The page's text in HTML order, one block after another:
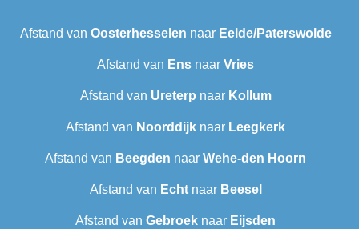
Afstand van Oosterhesselen naar Eelde/Paterswolde
Afstand van Ens naar Vries
Afstand van Ureterp naar Kollum
Afstand van Noorddijk naar Leegkerk
Afstand van Beegden naar Wehe-den Hoorn
Afstand van Echtnaar Beesel
Afstand van Gebroek naar Eijsden